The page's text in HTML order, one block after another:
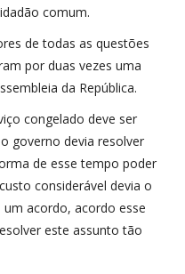
comum.
de todas as questões
por duas vezes uma
da República.
congelado deve ser
governo devia resolver
de esse tempo poder
considerável devia o
acordo, acordo esse
este assunto tão